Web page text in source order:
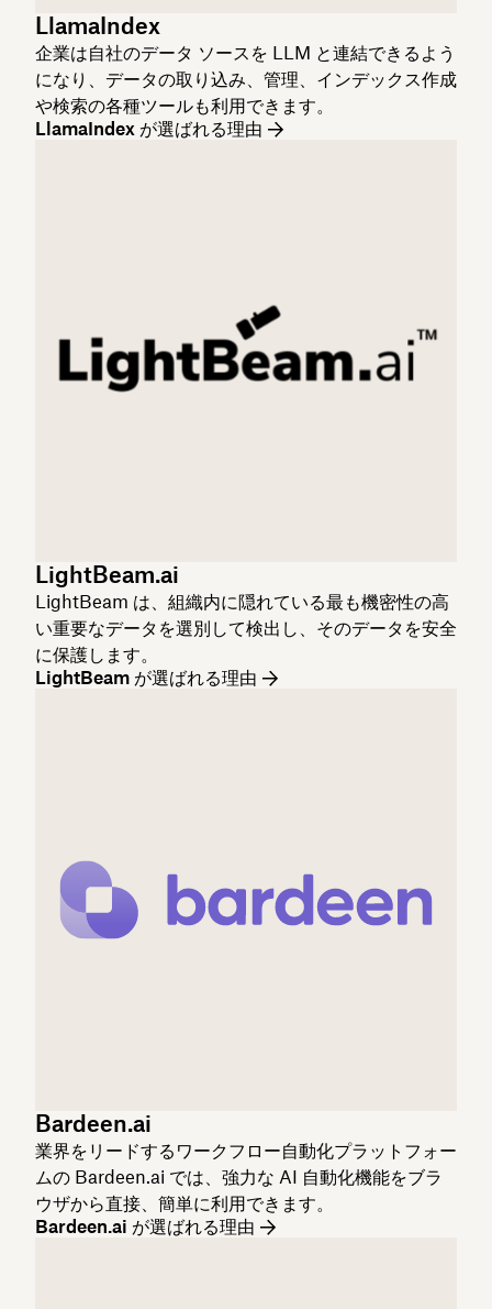
LlamaIndex
企業は自社のデータ ソースを LLM と連結できるよう
になり、データの取り込み、管理、インデックス作成
や検索の各種ツールも利用できます。
LlamaIndex が選ばれる理由
LightBeam.ai
LightBeam は、組織内に隠れている最も機密性の高
い重要なデータを選別して検出し、そのデータを安全
に保護します。
LightBeam が選ばれる理由
Bardeen.ai
業界をリードするワークフロー自動化プラットフォー
ムの Bardeen.ai では、強力な AI 自動化機能をブラ
ウザから直接、簡単に利用できます。
Bardeen.ai が選ばれる理由